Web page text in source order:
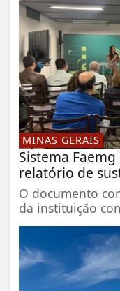
MINAS GERAIS
Sistema
relatório de
O documento
da instituição